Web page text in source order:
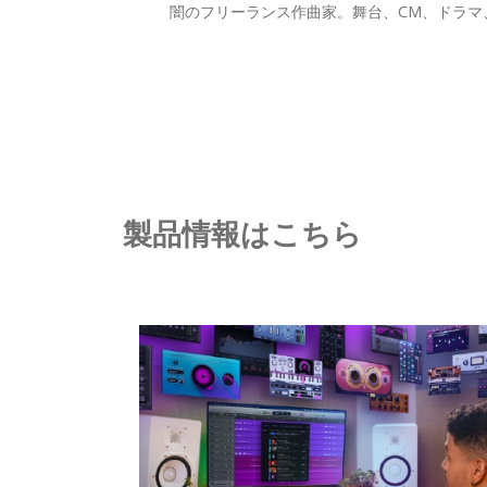
闇のフリーランス作曲家。舞台、CM、ドラ
製品情報はこちら